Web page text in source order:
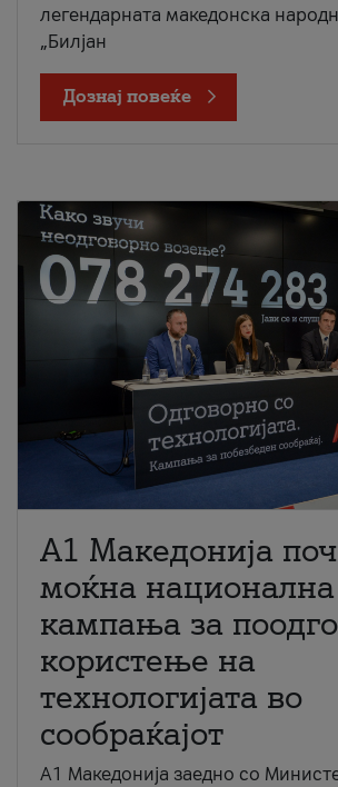
легендарната македонска
„Билјан
Дознај повеќе
A1 Македонија
моќна национална
кампања за
користење на
технологијата во
сообраќајот
A1 Македонија заедно со